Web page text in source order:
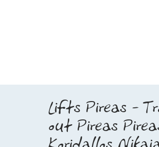
Lifts Pireas -
out Pireas